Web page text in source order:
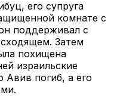
его супруга
комнате с
поддерживал с
Затем
похищена
израильские
Авив погиб, а его